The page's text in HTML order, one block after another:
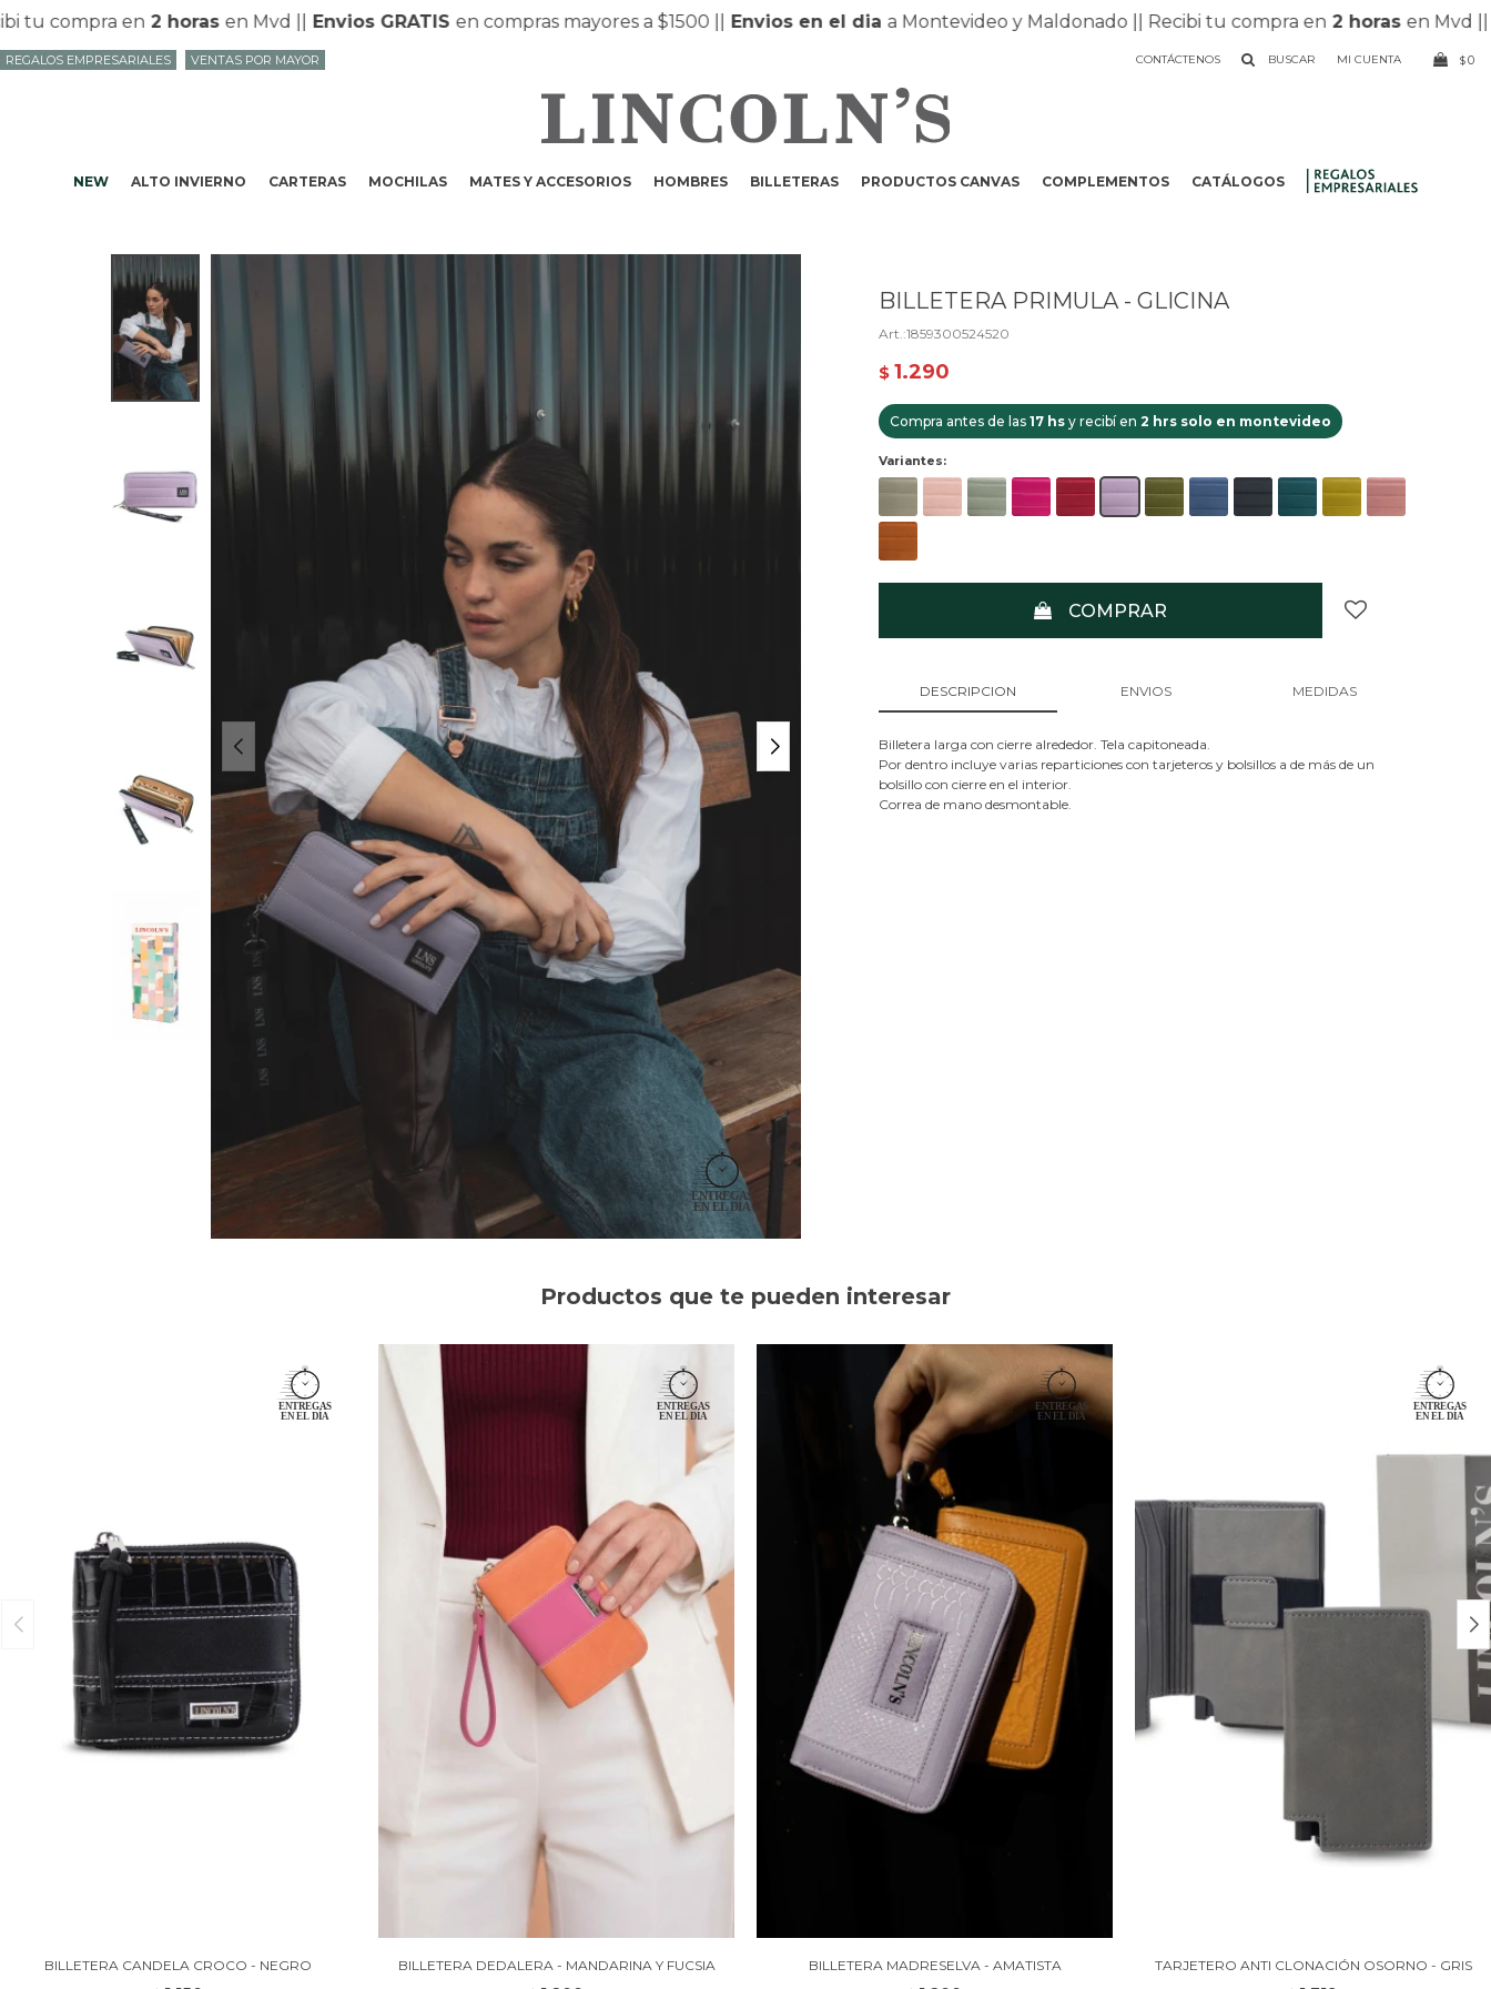
compra en2 horasen Mvd ||Envios GRATISen compras mayores a $1500 ||Envios en el dia a Montevideo y Maldonado || Recibi tu compra en2 horasen Mvd ||
NEW ALTO INVIERNO CARTERAS MOCHILAS MATES Y ACCESORIOS HOMBRES BILLETERAS PRODUCTOS CANVAS COMPLEMENTOS CATÁLOGOS
CONTÁCTENOS $0
REGALOS EMPRESARIALES VENTAS POR MAYOR
BILLETERA PRIMULA - GLICINA
1859300524520
$ 1.290
Compra antes de las 17 hs y recibí en 2 hrs solo en montevideo
Variantes:
COMPRAR
DESCRIPCION ENVIOS MEDIDAS
Billetera larga con cierre alrededor. Tela capitoneada.
Por dentro incluye varias reparticiones con tarjeteros y bolsillos a de más de un
bolsillo con cierre en el interior.
Correa de mano desmontable.
Productos que te pueden interesar
BILLETERA CANDELA CROCO - NEGRO BILLETERA DEDALERA - MANDARINA Y FUCSIA BILLETERA MADRESELVA - AMATISTA TARJETERO ANTI CLONACIÓN OSORNO - GRIS